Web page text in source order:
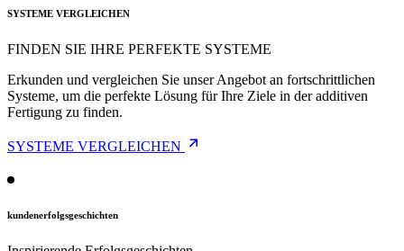
SYSTEME VERGLEICHEN
FINDEN SIE IHRE PERFEKTE SYSTEME
Erkunden und vergleichen Sie unser Angebot an fortschrittlichen
Systeme, um die perfekte Lösung für Ihre Ziele in der additiven
Fertigung zu finden.
SYSTEME VERGLEICHEN
kundenerfolgsgeschichten